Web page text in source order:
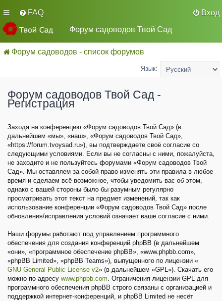
FAQ
Вход
Форум садоводов Твой Сад
Форум садоводов - список форумов
Язык:
Форум садоводов Твой Сад -
Регистрация
Заходя на конференцию «Форум садоводов Твой Сад» (в
дальнейшем «мы», «наш», «Форум садоводов Твой Сад»,
«https://forum.tvoysad.ru»), вы подтверждаете своё согласие со
следующими условиями. Если вы не согласны с ними, пожалуйста,
не заходите и не пользуйтесь форумами «Форум садоводов Твой
Сад». Мы оставляем за собой право изменять эти правила в любое
время и сделаем всё возможное, чтобы уведомить вас об этом,
однако с вашей стороны было бы разумным регулярно
просматривать этот текст на предмет изменений, так как
использование конференции «Форум садоводов Твой Сад» после
обновления/исправления условий означает ваше согласие с ними.
Наши форумы работают под управлением программного
обеспечения для создания конференций phpBB (в дальнейшем
«они», «программное обеспечение phpBB», «www.phpbb.com»,
«phpBB Limited», «phpBB Teams»), выпущенного по лицензии «
GNU General Public License v2» (в дальнейшем «GPL»). Скачать его
можно по адресу www.phpbb.com. Ограничения лицензии GPL для
программного обеспечения phpBB строго связаны с организацией и
поддержкой интернет-конференций, и phpBB Limited не несёт